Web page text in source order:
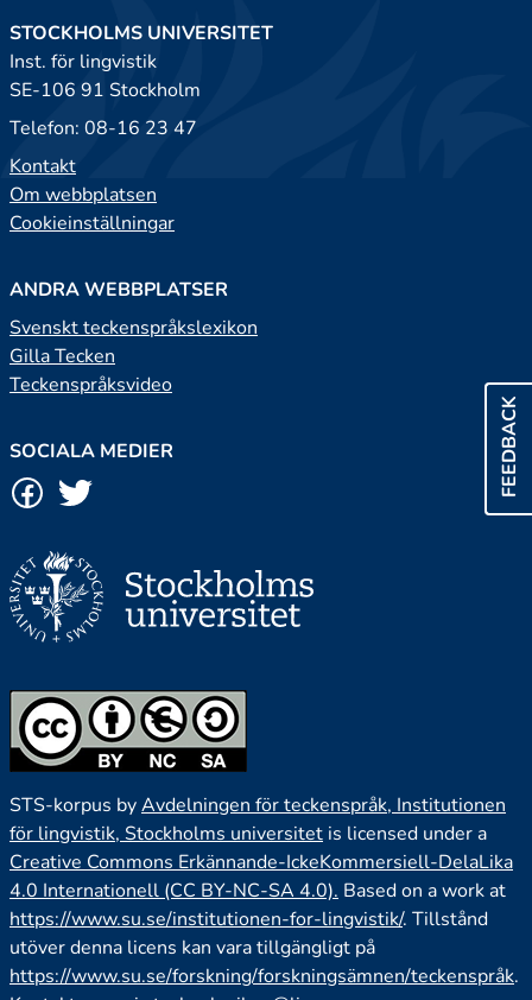
FEEDBACK
STOCKHOLMS UNIVERSITET
Inst. för lingvistik
SE-106 91 Stockholm
Telefon: 08-16 23 47
Kontakt
Om webbplatsen
Cookieinställningar
ANDRA WEBBPLATSER
Svenskt teckenspråkslexikon
Gilla Tecken
Teckenspråksvideo
SOCIALA MEDIER
STS-korpus byAvdelningen för teckenspråk, Institutionen
för lingvistik, Stockholms universitet is licensed under a
Creative Commons Erkännande-IckeKommersiell-DelaLika
4.0 Internationell (CC BY-NC-SA 4.0). Based on a work at
https://www.su.se/institutionen-for-lingvistik/. Tillstånd
utöver denna licens kan vara tillgängligt på
https://www.su.se/forskning/forskningsämnen/teckenspråk.